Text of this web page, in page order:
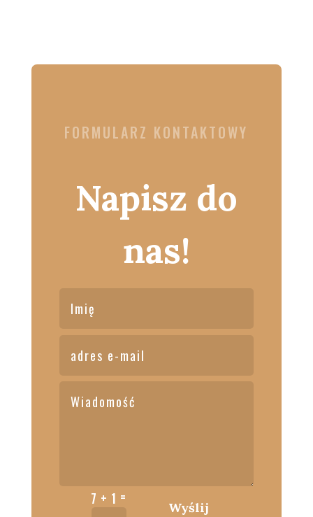
FORMULARZ KONTAKTOWY
Napisz do
nas!
7 + 1 =
Wyślij